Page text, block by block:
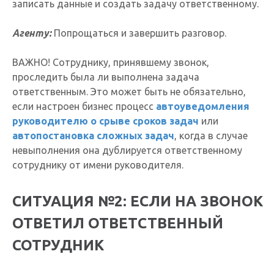
записать данные и создать задачу ответственному.
Агенту:Попрощаться и завершить разговор.
ВАЖНО! Сотруднику, принявшему звонок,
проследить была ли выполнена задача
ответственным. Это может быть не обязательно,
если настроен бизнес процесс автоуведомления
руководителю о срыве сроков задач или
автопостановка сложных задач , когда в случае
невыполнения она дублируется ответственному
сотруднику от имени руководителя.
СИТУАЦИЯ №2: ЕСЛИ НА ЗВОНОК
ОТВЕТИЛ ОТВЕТСТВЕННЫЙ
СОТРУДНИК